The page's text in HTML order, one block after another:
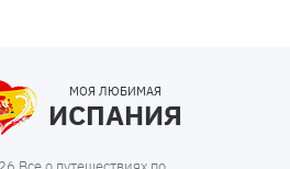
МОЯ ЛЮБИМАЯ
ИСПАНИЯ